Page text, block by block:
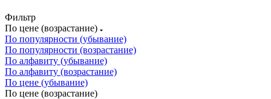
Фильтр
По цене (возрастание)
По популярности (убывание)
По популярности (возрастание)
По алфавиту (убывание)
По алфавиту (возрастание)
По цене (убывание)
По цене (возрастание)